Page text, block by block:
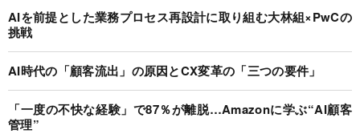
AIを前提とした業務プロセス再設計に取り組む大林組×PwCの
挑戦
AI時代の「顧客流出」の原因とCX変革の「三つの要件」
「一度の不快な経験」で87％が離脱…Amazonに学ぶ“AI顧客
管理”